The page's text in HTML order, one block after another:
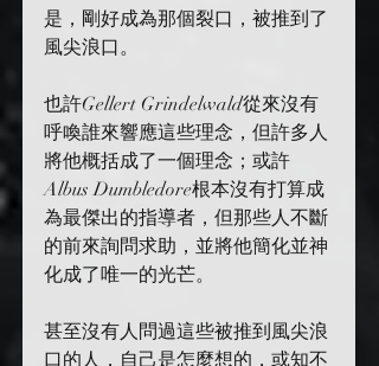
是，剛好成為那個裂口，被推到了
風尖浪口。
也許Gellert Grindelwald從來沒有
呼喚誰來響應這些理念，但許多人
將他概括成了一個理念；或許
Albus Dumbledore根本沒有打算成
為最傑出的指導者，但那些人不斷
的前來詢問求助，並將他簡化並神
化成了唯一的光芒。
甚至沒有人問過這些被推到風尖浪
口的人，自己是怎麼想的，或知不